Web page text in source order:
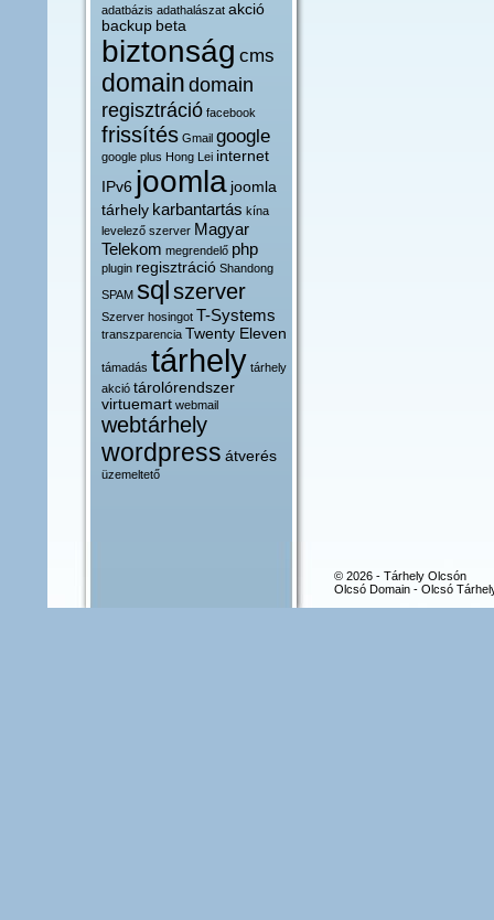
adatbázis adathalászat akció
backup beta
biztonság cms
domaindomain
regisztráció facebook
frissítés Gmail google
google plus Hong Lei internet
IPv6 joomla joomla
tárhely karbantartás kína
levelező szerver Magyar
Telekom megrendelő php
plugin regisztráció Shandong
SPAM sqlszerver
Szerver hosingot T-Systems
transzparencia Twenty Eleven
támadás tárhely tárhely
akció tárolórendszer
virtuemart webmail
webtárhely
wordpress átverés
üzemeltető
© 2026 - Tárhely Olcsón
Olcsó Domain - Olcsó